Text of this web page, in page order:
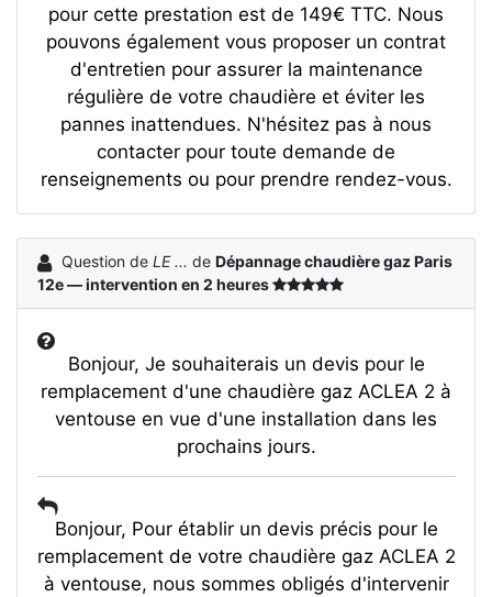
pour cette prestation est de 149€ TTC. Nous
pouvons également vous proposer un contrat
d'entretien pour assurer la maintenance
régulière de votre chaudière et éviter les
pannes inattendues. N'hésitez pas à nous
contacter pour toute demande de
renseignements ou pour prendre rendez-vous.
Question de LE ... de Dépannage chaudière gaz Paris
12e — intervention en 2 heures
Bonjour, Je souhaiterais un devis pour le
remplacement d'une chaudière gaz ACLEA 2 à
ventouse en vue d'une installation dans les
prochains jours.
Bonjour, Pour établir un devis précis pour le
remplacement de votre chaudière gaz ACLEA 2
à ventouse, nous sommes obligés d'intervenir